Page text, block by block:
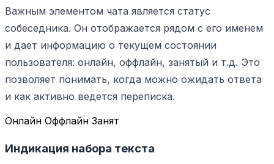
Важным элементом чата является статус
собеседника. Он отображается рядом с его именем
и дает информацию о текущем состоянии
пользователя: онлайн, оффлайн, занятый и т.д. Это
позволяет понимать, когда можно ожидать ответа
и как активно ведется переписка.
Онлайн Оффлайн Занят
Индикация набора текста